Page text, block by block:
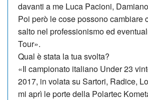
davanti a me Luca Pa­cio­ni,
Poi però le cose possono cambiare
salto nel professionismo ed
Tour».
Qual è stata la tua svolta?
«Il campionato italiano Under 23
2017, in volata su Sartori, Radice,
mi aprì le porte della Polartec